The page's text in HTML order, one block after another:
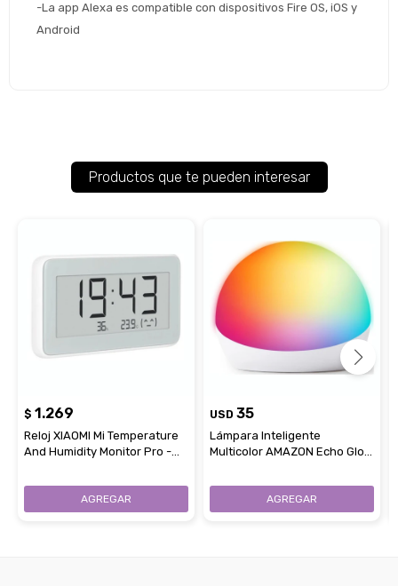
-La app Alexa es compatible con dispositivos Fire OS, iOS y
Android
Productos que te pueden interesar
$ 1.269
Reloj XIAOMI Mi Temperature
And Humidity Monitor Pro -
USD 35
Lámpara Inteligente
Multicolor AMAZON Echo Glow